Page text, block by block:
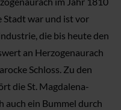
Stadt war und ist vor
die bis heute den
an Herzogenaurach
Schloss. Zu den
die St. Magdalena-
auch ein Bummel durch